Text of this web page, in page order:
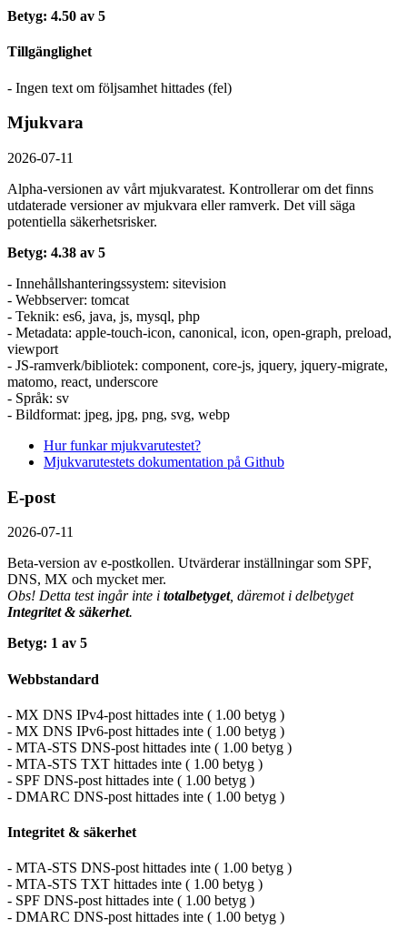
Betyg: 4.50 av 5
Tillgänglighet
- Ingen text om följsamhet hittades (fel)
Mjukvara
2026-07-11
Alpha-versionen av vårt mjukvaratest. Kontrollerar om det finns
utdaterade versioner av mjukvara eller ramverk. Det vill säga
potentiella säkerhetsrisker.
Betyg: 4.38 av 5
- Innehållshanteringssystem: sitevision
- Webbserver: tomcat
- Teknik: es6, java, js, mysql, php
- Metadata: apple-touch-icon, canonical, icon, open-graph, preload,
viewport
- JS-ramverk/bibliotek: component, core-js, jquery, jquery-migrate,
matomo, react, underscore
- Språk: sv
- Bildformat: jpeg, jpg, png, svg, webp
Hur funkar mjukvarutestet?
Mjukvarutestets dokumentation på Github
E-post
2026-07-11
Beta-version av e-postkollen. Utvärderar inställningar som SPF,
DNS, MX och mycket mer.
Obs! Detta test ingår inte i totalbetyget, däremot i delbetyget
Integritet & säkerhet.
Betyg: 1 av 5
Webbstandard
- MX DNS IPv4-post hittades inte ( 1.00 betyg )
- MX DNS IPv6-post hittades inte ( 1.00 betyg )
- MTA-STS DNS-post hittades inte ( 1.00 betyg )
- MTA-STS TXT hittades inte ( 1.00 betyg )
- SPF DNS-post hittades inte ( 1.00 betyg )
- DMARC DNS-post hittades inte ( 1.00 betyg )
Integritet & säkerhet
- MTA-STS DNS-post hittades inte ( 1.00 betyg )
- MTA-STS TXT hittades inte ( 1.00 betyg )
- SPF DNS-post hittades inte ( 1.00 betyg )
- DMARC DNS-post hittades inte ( 1.00 betyg )